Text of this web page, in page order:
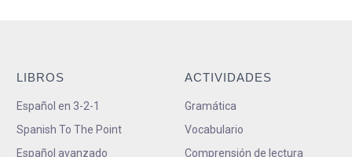
LIBROS
Español en 3-2-1
Spanish To The Point
Español avanzado
ACTIVIDADES
Gramática
Vocabulario
Comprensión de lectura